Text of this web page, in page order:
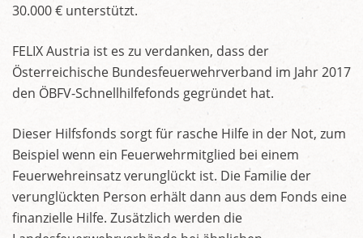
30.000 € unterstützt.
FELIX Austria ist es zu verdanken, dass der
Österreichische Bundesfeuerwehrverband im Jahr 2017
den ÖBFV-Schnellhilfefonds gegründet hat.
Dieser Hilfsfonds sorgt für rasche Hilfe in der Not, zum
Beispiel wenn ein Feuerwehrmitglied bei einem
Feuerwehreinsatz verunglückt ist. Die Familie der
verunglückten Person erhält dann aus dem Fonds eine
finanzielle Hilfe. Zusätzlich werden die